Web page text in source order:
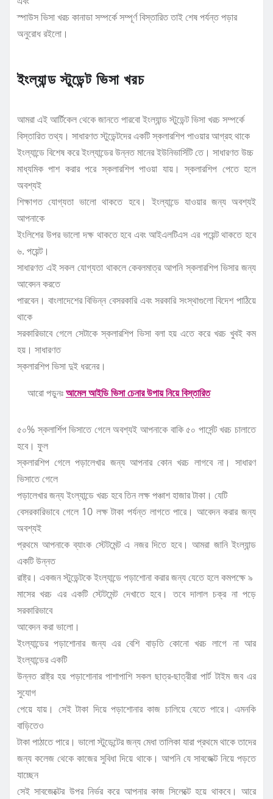
স্পাউস ভিসা খরচ কানাডা সম্পর্কে সম্পূর্ণ বিস্তারিত তাই শেষ পর্যন্ত পড়ার
অনুরোধ রইলো।
ইংল্যান্ড স্টুডেন্ট ভিসা খরচ
আমরা এই আর্টিকেল থেকে জানতে পারবো ইংল্যান্ড স্টুডেন্ট ভিসা খরচ সম্পর্কে
বিস্তারিত তথ্য। সাধারণত স্টুডেন্টদের একটি স্কলারশিপ পাওয়ার আগ্রহ থাকে
ইংল্যান্ডে বিশেষ করে ইংল্যান্ডের উন্নত মানের ইউনিভার্সিটি তে। সাধারণত উচ্চ
মাধ্যমিক পাশ করার পরে স্কলারশিপ পাওয়া যায়। স্কলারশিপ পেতে হলে
অবশ্যই
শিক্ষাগত যোগ্যতা ভালো থাকতে হবে। ইংল্যান্ডে যাওয়ার জন্য অবশ্যই
আপনাকে
ইংলিশের উপর ভালো দক্ষ থাকতে হবে এবং আইএলটিএস এর পয়েন্ট থাকতে হবে
৬. পয়েন্ট।
সাধারণত এই সকল যোগ্যতা থাকলে কেবলমাত্র আপনি স্কলারশিপ ভিসার জন্য
আবেদন করতে
পারবেন। বাংলাদেশের বিভিন্ন বেসরকারি এবং সরকারি সংস্থাগুলো বিদেশ পাঠিয়ে
থাকে
সরকারিভাবে গেলে সেটাকে স্কলারশিপ ভিসা বলা হয় এতে করে খরচ খুবই কম
হয়। সাধারণত
স্কলারশিপ ভিসা দুই ধরনের।
আরো পড়ুনঃআমেল আইডি ভিসা চেনার উপায় নিয়ে বিস্তারিত
৫০% স্কলার্শিপ ভিসাতে গেলে অবশ্যই আপনাকে বাকি ৫০ পার্সেন্ট খরচ চালাতে
হবে। ফুল
স্কলারশিপ গেলে পড়ালেখার জন্য আপনার কোন খরচ লাগবে না। সাধারণ
ভিসাতে গেলে
পড়ালেখার জন্য ইংল্যান্ডে খরচ হবে তিন লক্ষ পঞ্চাশ হাজার টাকা। যেটি
বেসরকারিভাবে গেলে 10 লক্ষ টাকা পর্যন্ত লাগতে পারে। আবেদন করার জন্য
অবশ্যই
প্রথমে আপনাকে ব্যাংক স্টেটমেন্ট এ নজর দিতে হবে। আমরা জানি ইংল্যান্ড
একটি উন্নত
রাষ্ট্র। একজন স্টুডেন্টকে ইংল্যান্ডে পড়াশোনা করার জন্য যেতে হলে কমপক্ষে ৯
মাসের খরচ এর একটি স্টেটমেন্ট দেখাতে হবে। তবে দালাল চক্র না পড়ে
সরকারিভাবে
আবেদন করা ভালো।
ইংল্যান্ডের পড়াশোনার জন্য এর বেশি বাড়তি কোনো খরচ লাগে না আর
ইংল্যান্ডের একটি
উন্নত রাষ্ট্র হয় পড়াশোনার পাশাপাশি সকল ছাত্র-ছাত্রীরা পার্ট টাইম জব এর
সুযোগ
পেয়ে যায়। সেই টাকা দিয়ে পড়াশোনার কাজ চালিয়ে যেতে পারে। এমনকি
বাড়িতেও
টাকা পাঠাতে পারে। ভালো স্টুডেন্টের জন্য মেধা তালিকা যারা প্রথমে থাকে তাদের
জন্য কলেজ থেকে কাজের সুবিধা দিয়ে থাকে। আপনি যে সাবজেক্ট নিয়ে পড়তে
যাচ্ছেন
সেই সাবজেক্টের উপর নির্ভর করে আপনার কাজ সিলেক্টে হয়ে থাকবে। আরে